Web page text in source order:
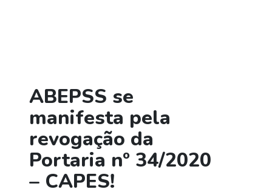
ABEPSS se
manifesta pela
revogação da
Portaria nº 34/2020
– CAPES!